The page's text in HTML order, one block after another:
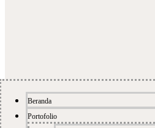
Beranda
Portofolio